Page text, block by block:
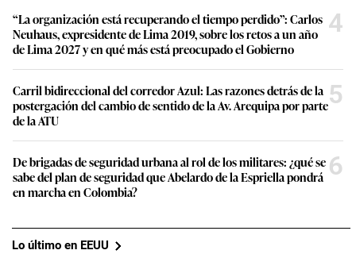
“La organización está recuperando el tiempo perdido”: Carlos
Neuhaus, expresidente de Lima 2019, sobre los retos a un año
de Lima 2027 y en qué más está preocupado el Gobierno
4
Carril bidireccional del corredor Azul: Las razones detrás de la
postergación del cambio de sentido de la Av. Arequipa por parte
de la ATU
5
De brigadas de seguridad urbana al rol de los militares: ¿qué se
sabe del plan de seguridad que Abelardo de la Espriella pondrá
en marcha en Colombia?
6
Lo último en EEUU